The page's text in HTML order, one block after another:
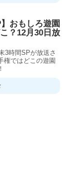
おもしろ遊園
？12月30日放
3時間SPが放送さ
権ではどこの遊園